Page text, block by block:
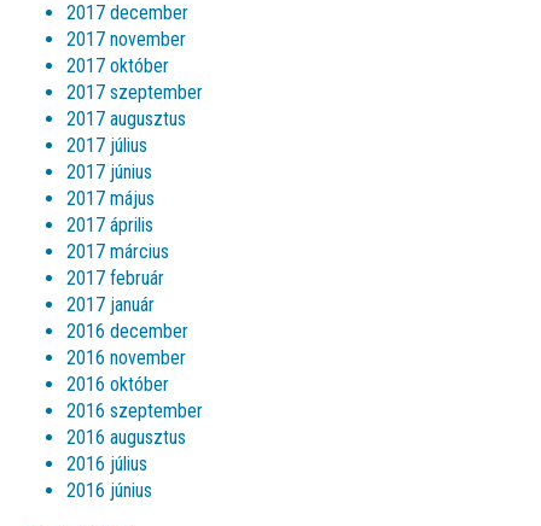
2017 december
2017 november
2017 október
2017 szeptember
2017 augusztus
2017 július
2017 június
2017 május
2017 április
2017 március
2017 február
2017 január
2016 december
2016 november
2016 október
2016 szeptember
2016 augusztus
2016 július
2016 június